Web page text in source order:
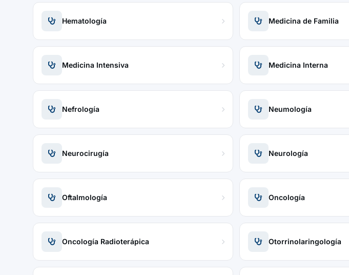
Hematología Medicina de Familia
Medicina Intensiva Medicina Interna
Nefrología Neumología
Neurocirugía Neurología
Oftalmología Oncología
Oncología Radioterápica Otorrinolaringología